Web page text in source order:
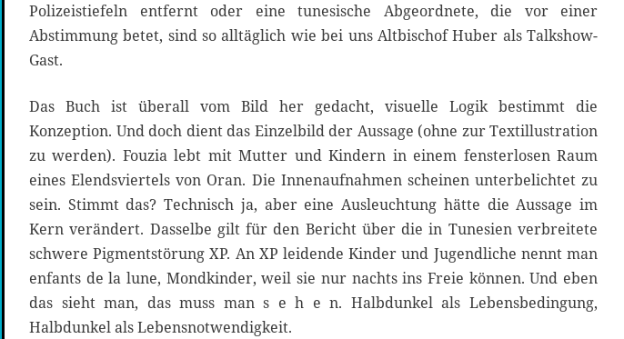
Polizeistiefeln entfernt oder eine tunesische Abgeordnete, die vor einer
Abstimmung betet, sind so alltäglich wie bei uns Altbischof Huber als Talkshow-
Gast.
Das Buch ist überall vom Bild her gedacht, visuelle Logik bestimmt die
Konzeption. Und doch dient das Einzelbild der Aussage (ohne zur Textillustration
zu werden). Fouzia lebt mit Mutter und Kindern in einem fensterlosen Raum
eines Elendsviertels von Oran. Die Innenaufnahmen scheinen unterbelichtet zu
sein. Stimmt das? Technisch ja, aber eine Ausleuchtung hätte die Aussage im
Kern verändert. Dasselbe gilt für den Bericht über die in Tunesien verbreitete
schwere Pigmentstörung XP. An XP leidende Kinder und Jugendliche nennt man
enfants de la lune, Mondkinder, weil sie nur nachts ins Freie können. Und eben
das sieht man, das muss man s e h e n. Halbdunkel als Lebensbedingung,
Halbdunkel als Lebensnotwendigkeit.